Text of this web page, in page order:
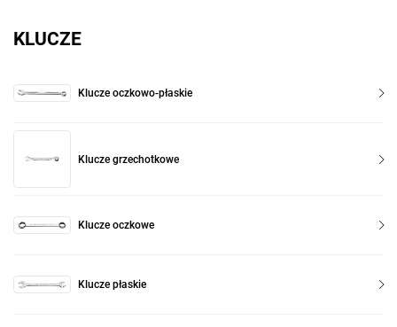
KLUCZE
Klucze oczkowo-płaskie
Klucze grzechotkowe
Klucze oczkowe
Klucze płaskie